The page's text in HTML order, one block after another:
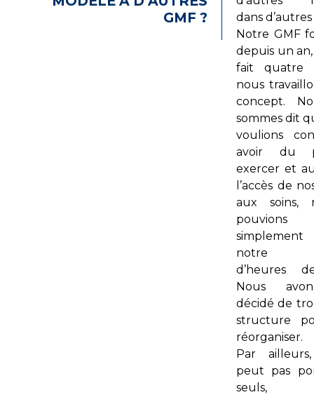
GMF ?
dans
Notre GMF
depuis un
fait quatre
nous
concept.
sommes dit
voulions
avoir du
exercer et
l’accès de
aux soins,
simplement
notre
d’heures
Nous
décidé de
structure
réorganiser.
Par
peut pas
seuls,